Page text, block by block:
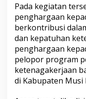
Pada kegiatan
penghargaan
berkontribusi
dan kepatuhan
penghargaan
pelopor program
ketenagakerjaan
di Kabupaten Musi